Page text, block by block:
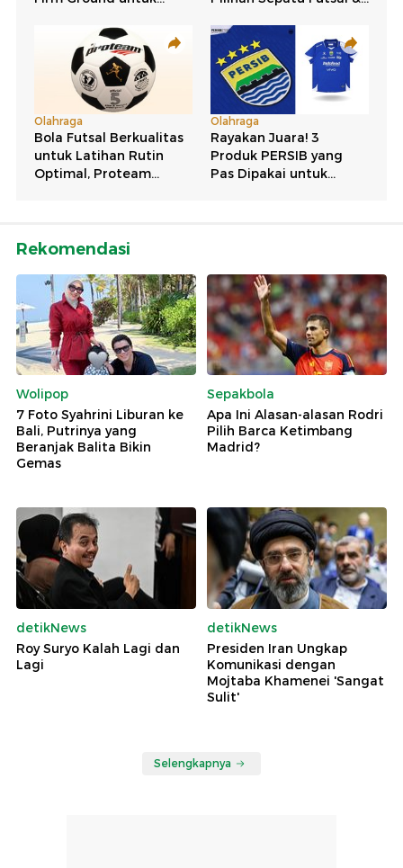
Rekomendasi
Wolipop
7 Foto Syahrini Liburan ke
Bali, Putrinya yang
Beranjak Balita Bikin
Gemas
Sepakbola
Apa Ini Alasan-alasan Rodri
Pilih Barca Ketimbang
Madrid?
detikNews
Roy Suryo Kalah Lagi dan
Lagi
detikNews
Presiden Iran Ungkap
Komunikasi dengan
Mojtaba Khamenei 'Sangat
Sulit'
Selengkapnya